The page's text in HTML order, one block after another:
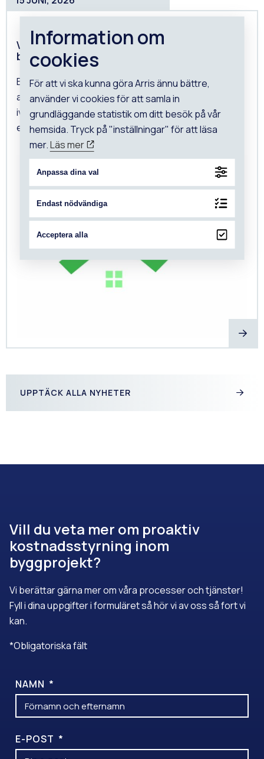
Value Engineering handlar inte om att bygga
billigare.
Begreppet används ofta när projekt behöver
anpassas till budget eller när kostnaderna har dragit
iväg. Då hamnar fokus lätt på att ta bort, förenkla
eller...
UPPTÄCK ALLA NYHETER
Vill du veta mer om proaktiv
kostnadsstyrning inom
byggprojekt?
Vi berättar gärna mer om våra processer och tjänster!
Fyll i dina uppgifter i formuläret så hör vi av oss så fort vi
kan.
*Obligatoriska fält
NAMN
E-POST
Information om
cookies
För att vi ska kunna göra Arris ännu bättre,
använder vi cookies för att samla in
grundläggande statistik om ditt besök på vår
hemsida. Tryck på "inställningar" för att läsa
mer.Läs mer
Anpassa dina val
Endast nödvändiga
Acceptera alla